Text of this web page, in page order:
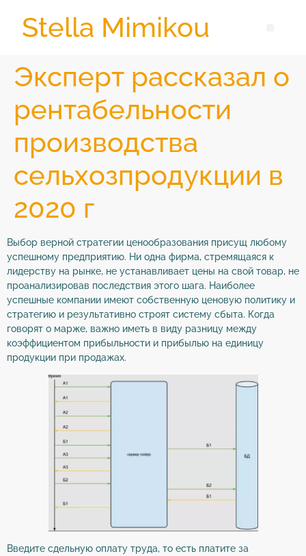
Stella Mimikou
Эксперт рассказал о
рентабельности
производства
сельхозпродукции в
2020 г
Выбор верной стратегии ценообразования присущ любому
успешному предприятию. Ни одна фирма, стремящаяся к
лидерству на рынке, не устанавливает цены на свой товар, не
проанализировав последствия этого шага. Наиболее
успешные компании имеют собственную ценовую политику и
стратегию и результативно строят систему сбыта. Когда
говорят о марже, важно иметь в виду разницу между
коэффициентом прибыльности и прибылью на единицу
продукции при продажах.
Введите сдельную оплату труда, то есть платите за